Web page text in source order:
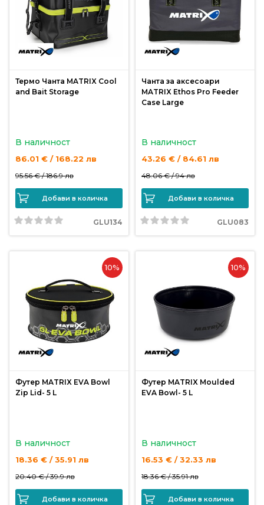
Монтажи
поводи
за
риболов
за
риболов
Сонари
Контакти
Поръчка
доставка
и
рекламация
ползване
Политика
за
поверителност
Термо Чанта MATRIX Cool
and Bait Storage
В наличност
86.01 € / 168.22 лв
95.56 € /186.9 лв
Добави в количка
GLU134
Чанта за аксесоари
MATRIX Ethos Pro Feeder
Case Large
В наличност
43.26 € / 84.61 лв
48.06 € /94 лв
Добави в количка
GLU083
10%
Футер MATRIX EVA Bowl
Zip Lid- 5 L
В наличност
18.36 € / 35.91 лв
20.40 € /39.9 лв
Добави в количка
10%
Футер MATRIX Moulded
EVA Bowl- 5 L
В наличност
16.53 € / 32.33 лв
18.36 € /35.91 лв
Добави в количка